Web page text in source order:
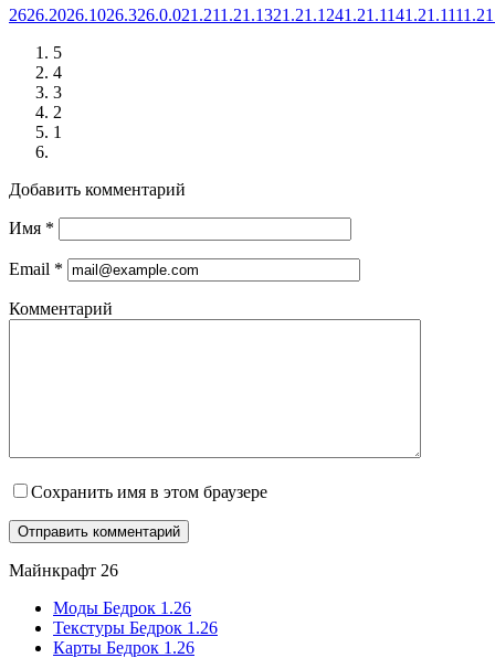
2626.2026.1026.326.0.021.211.21.1321.21.1241.21.1141.21.111
5
4
3
2
1
Добавить комментарий
Имя *
Email *
Комментарий
Сохранить имя в этом браузере
Майнкрафт 26
Моды Бедрок 1.26
Текстуры Бедрок 1.26
Карты Бедрок 1.26